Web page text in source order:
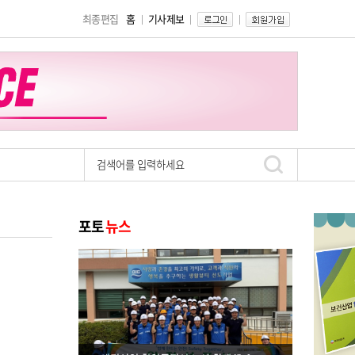
홈 기사제보
최종편집